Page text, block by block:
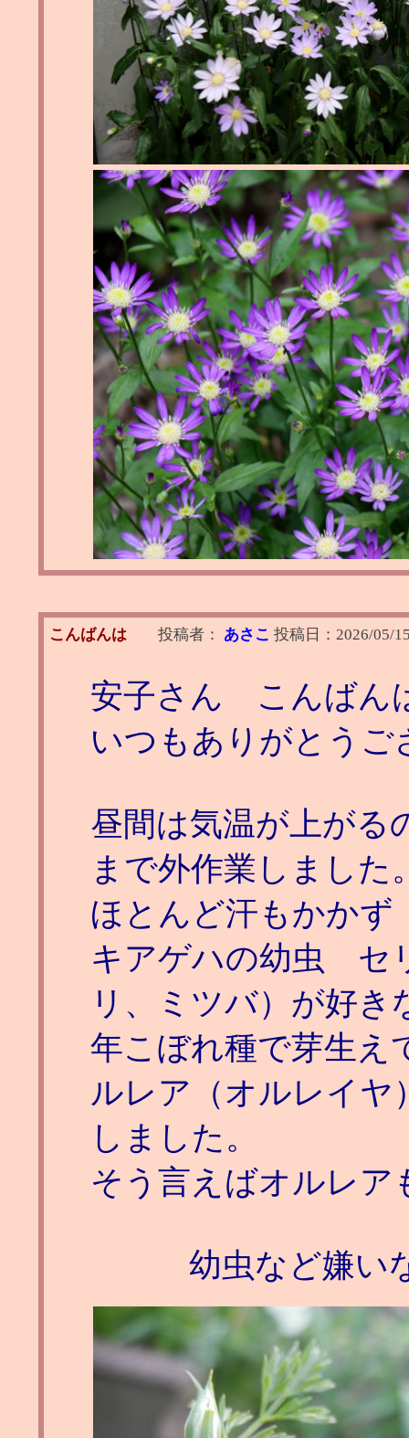
こんばんは 投稿者： あさこ 投稿日： 2026/05/
安子さん こんばん
いつもありがとうご
昼間は気温が上がる
まで外作業しました
ほとんど汗もかか
キアゲハの幼虫 セ
リ、ミツバ）が好
年こぼれ種で芽生え
ルレア（オルレイヤ
しました。
そう言えばオルレア
幼虫など嫌いな